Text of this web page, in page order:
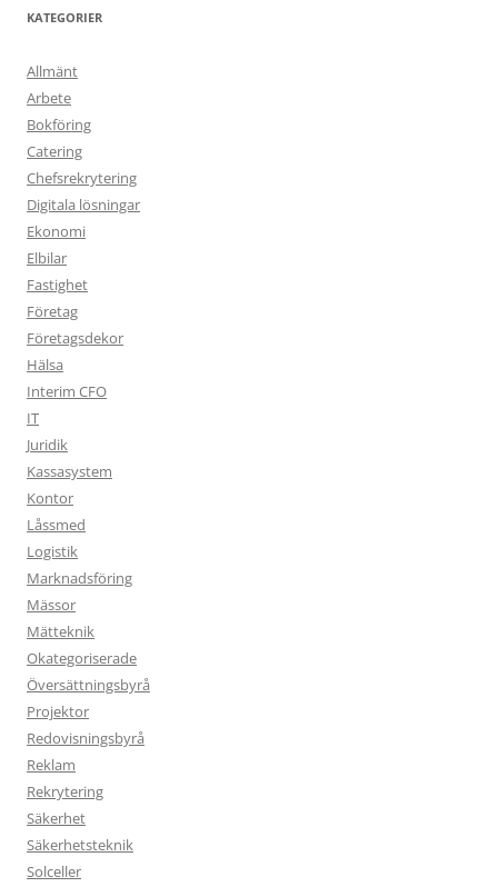
KATEGORIER
Allmänt
Arbete
Bokföring
Catering
Chefsrekrytering
Digitala lösningar
Ekonomi
Elbilar
Fastighet
Företag
Företagsdekor
Hälsa
Interim CFO
IT
Juridik
Kassasystem
Kontor
Låssmed
Logistik
Marknadsföring
Mässor
Mätteknik
Okategoriserade
Översättningsbyrå
Projektor
Redovisningsbyrå
Reklam
Rekrytering
Säkerhet
Säkerhetsteknik
Solceller